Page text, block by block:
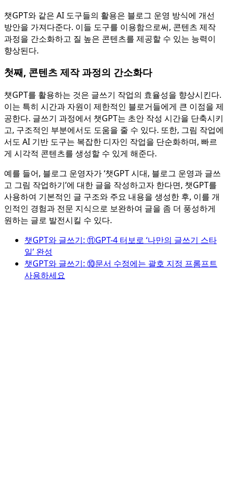
챗GPT와 같은 AI 도구들의 활용은 블로그 운영 방식에 개선
방안을 가져다준다. 이들 도구를 이용함으로써, 콘텐츠 제작
과정을 간소화하고 질 높은 콘텐츠를 제공할 수 있는 능력이
향상된다.
첫째, 콘텐츠 제작 과정의 간소화다
챗GPT를 활용하는 것은 글쓰기 작업의 효율성을 향상시킨다.
이는 특히 시간과 자원이 제한적인 블로거들에게 큰 이점을 제
공한다. 글쓰기 과정에서 챗GPT는 초안 작성 시간을 단축시키
고, 구조적인 부분에서도 도움을 줄 수 있다. 또한, 그림 작업에
서도 AI 기반 도구는 복잡한 디자인 작업을 단순화하며, 빠르
게 시각적 콘텐츠를 생성할 수 있게 해준다.
예를 들어, 블로그 운영자가 ‘챗GPT 시대, 블로그 운영과 글쓰
고 그림 작업하기’에 대한 글을 작성하고자 한다면, 챗GPT를
사용하여 기본적인 글 구조와 주요 내용을 생성한 후, 이를 개
인적인 경험과 전문 지식으로 보완하여 글을 좀 더 풍성하게
원하는 글로 발전시킬 수 있다.
챗GPT와 글쓰기: ⑪GPT-4 터보로 ‘나만의 글쓰기 스타
일’ 완성
챗GPT와 글쓰기: ⑩문서 수정에는 괄호 지정 프롬프트
사용하세요